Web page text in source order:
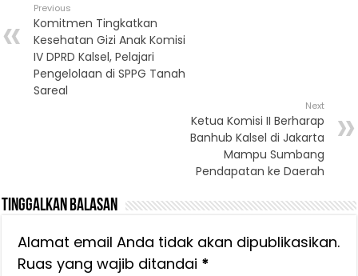
Previous
Komitmen Tingkatkan
Kesehatan Gizi Anak Komisi
IV DPRD Kalsel, Pelajari
Pengelolaan di SPPG Tanah
Sareal
Next
Ketua Komisi II Berharap
Banhub Kalsel di Jakarta
Mampu Sumbang
Pendapatan ke Daerah
Tinggalkan Balasan
Alamat email Anda tidak akan dipublikasikan.
Ruas yang wajib ditandai *